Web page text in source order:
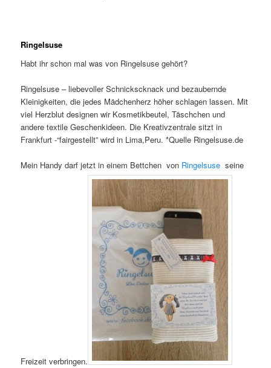
Ringelsuse
Habt ihr schon mal was von Ringelsuse gehört?
Ringelsuse – liebevoller Schnickscknack und bezaubernde
Kleinigkeiten, die jedes Mädchenherz höher schlagen lassen. Mit
viel Herzblut designen wir Kosmetikbeutel, Täschchen und
andere textile Geschenkideen. Die Kreativzentrale sitzt in
Frankfurt -“fairgestellt” wird in Lima,Peru. *Quelle Ringelsuse.de
Mein Handy darf jetzt in einem Bettchen von Ringelsuse seine
Freizeit verbringen.